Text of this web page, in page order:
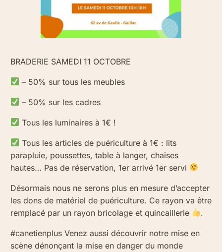
BRADERIE SAMEDI 11 OCTOBRE
– 50% sur tous les meubles
– 50% sur les cadres
Tous les luminaires à 1€ !
Tous les articles de puériculture à 1€ : lits
parapluie, poussettes, table à langer, chaises
hautes… Pas de réservation, 1er arrivé 1er servi
Désormais nous ne serons plus en mesure d’accepter
les dons de matériel de puériculture. Ce rayon va être
remplacé par un rayon bricolage et quincaillerie
.
#canetienplus Venez aussi découvrir notre mise en
scène dénonçant la mise en danger du monde